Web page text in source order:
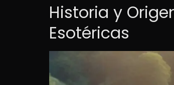
Historia y
Esotéricas